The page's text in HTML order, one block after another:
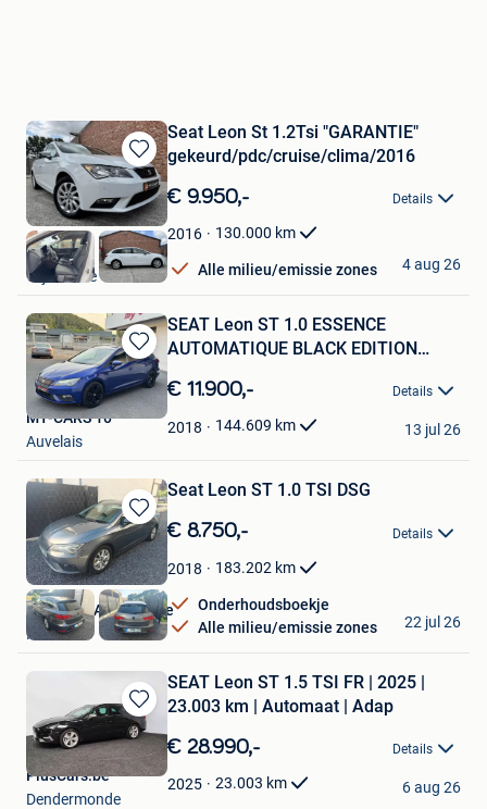
Bewaren
in
Mijn
Favorieten
Seat Leon St 1.2Tsi "GARANTIE"
gekeurd/pdc/cruise/clima/2016
€ 9.950,- Details
2016 130.000 km
Alle milieu/emissie zones
jordy
Wijtschate
4 aug 26
Bewaren
in
Mijn
Favorieten
SEAT Leon ST 1.0 ESSENCE
AUTOMATIQUE BLACK EDITION
€ 11.900,- Details
2018 144.609 km
MY-CARS 10
Auvelais
13 jul 26
Bewaren
in
Mijn
Favorieten
Seat Leon ST 1.0 TSI DSG
€ 8.750,- Details
2018 183.202 km
Onderhoudsboekje
Alle milieu/emissie zones
Bosmans Automotive
Heusden
22 jul 26
Bewaren
in
Mijn
Favorieten
SEAT Leon ST 1.5 TSI FR | 2025 |
23.003 km | Automaat | Adap
€ 28.990,- Details
2025 23.003 km
PlusCars.be
Dendermonde
6 aug 26